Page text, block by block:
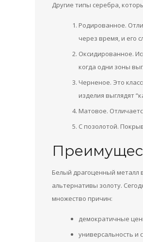
Другие типы серебра,
Родированное.
через время, и его
Оксидированное.
когда одни зоны
Черненое. Это
изделия выглядят
Матовое.
С позолотой.
Белый драгоценный металл
альтернативы золоту.
множество причин:
демократичные
универсальность и